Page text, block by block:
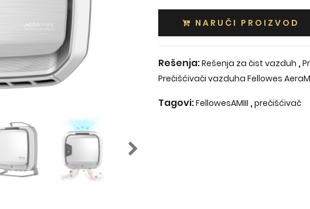
NARUČI PROIZVOD
Rešenja:Rešenja za čist vazduh ,
Prečišćivači vazduha Fellowes
Tagovi:FellowesAMIII ,prečišćivač